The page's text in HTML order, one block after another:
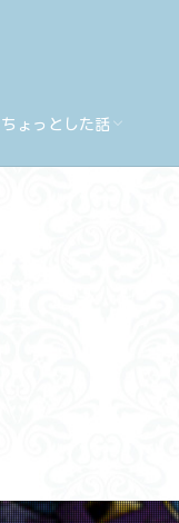
ちょっとした話
ダのこと
のこと
ロのこと
しのこと
日のこと